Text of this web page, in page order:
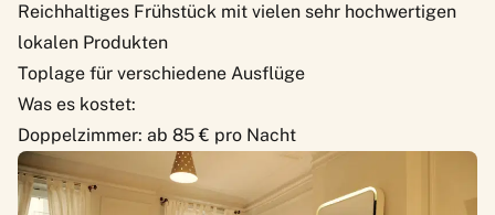
Reichhaltiges Frühstück mit vielen sehr hochwertigen
lokalen Produkten
Toplage für verschiedene Ausflüge
Was es kostet:
Doppelzimmer: ab 85 € pro Nacht